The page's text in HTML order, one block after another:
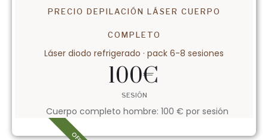
PRECIO DEPILACIÓN LÁSER CUERPO
COMPLETO
Láser diodo refrigerado · pack 6-8 sesiones
100€
SESIÓN
Cuerpo completo hombre: 100 € por sesión